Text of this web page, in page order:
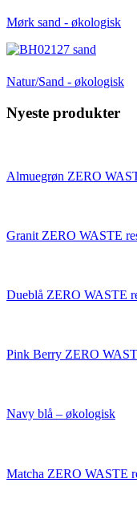
Mørk sand - økologisk
Natur/Sand - økologisk
Nyeste produkter
Almuegrøn ZERO
Granit ZERO WASTE
Dueblå ZERO WASTE
Pink Berry ZERO
Navy blå – økologisk
Matcha ZERO WASTE